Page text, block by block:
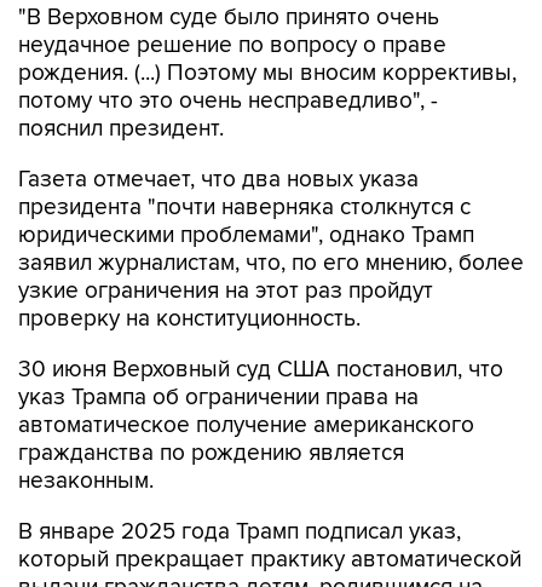
"В Верховном суде было принято очень
неудачное решение по вопросу о праве
рождения. (...) Поэтому мы вносим коррективы,
потому что это очень несправедливо", -
пояснил президент.
Газета отмечает, что два новых указа
президента "почти наверняка столкнутся с
юридическими проблемами", однако Трамп
заявил журналистам, что, по его мнению, более
узкие ограничения на этот раз пройдут
проверку на конституционность.
30 июня Верховный суд США постановил, что
указ Трампа об ограничении права на
автоматическое получение американского
гражданства по рождению является
незаконным.
В январе 2025 года Трамп подписал указ,
который прекращает практику автоматической